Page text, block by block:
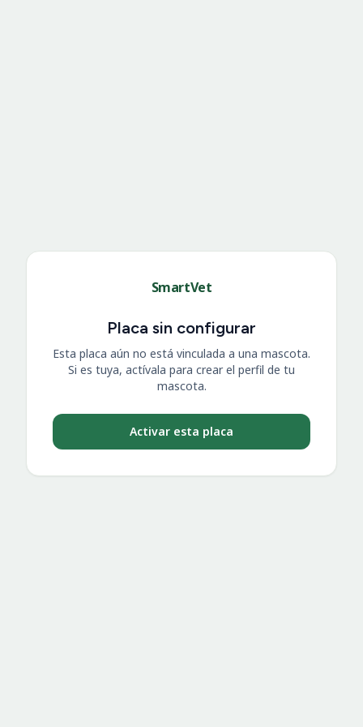
SmartVet
Placa sin configurar
Esta placa aún no está vinculada a una mascota.
Si es tuya, actívala para crear el perfil de tu
mascota.
Activar esta placa